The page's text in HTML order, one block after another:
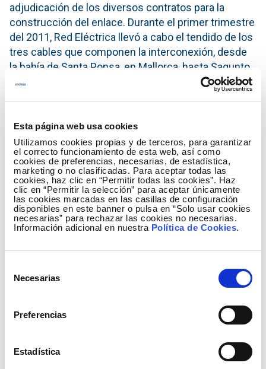
Esta página web usa cookies
Utilizamos cookies propias y de terceros, para garantizar
el correcto funcionamiento de esta web, así como
cookies de preferencias, necesarias, de estadística,
marketing o no clasificadas. Para aceptar todas las
cookies, haz clic en “Permitir todas las cookies”. Haz
clic en “Permitir la selección” para aceptar únicamente
las cookies marcadas en las casillas de configuración
disponibles en este banner o pulsa en “Solo usar cookies
necesarias” para rechazar las cookies no necesarias.
Información adicional en nuestra Política de Cookies.
Necesarias
Preferencias
Estadística
adjudicación de los diversos contratos para la
construcción del enlace. Durante el primer trimestre
del 2011, Red Eléctrica llevó a cabo el tendido de los
tres cables que componen la interconexión, desde
la bahía de Santa Ponsa, en Mallorca, hasta Sagunto,
en Valencia, con los dos únicos barcos
especializados existentes en el mundo, el italiano
Finalizadas las labores de tendido de los cables y
construidas las estaciones de conversión de
corriente continua a alterna en ambos extremos,
todas las infraestructuras se sometieron a revisión
y examen, y posteriormente se iniciaron las pruebas
técnicas de recepción correspondientes al extremo
balear con ensayos de conexión a la red de
La interconexión eléctrica entre la Península y
Baleares reportará grandes beneficios al sistema
carácter estratégico que proporcionará el